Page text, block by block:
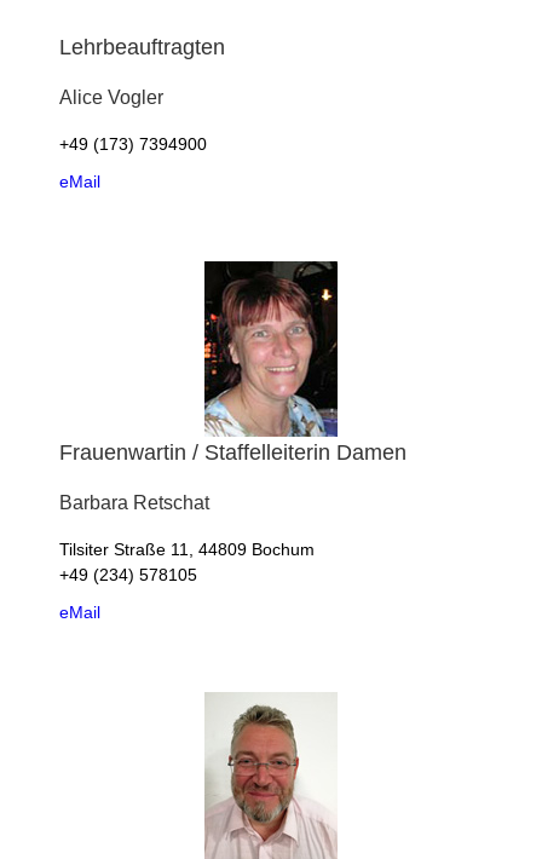
Lehrbeauftragten
AliceVogler
+49 (173) 7394900
eMail
Frauenwartin / Staffelleiterin Damen
Barbara Retschat
Tilsiter Straße 11, 44809 Bochum
+49 (234) 578105
eMail